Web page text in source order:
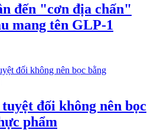
đến "cơn địa chấn"
mang tên GLP-1
đối không nên bọc
phẩm